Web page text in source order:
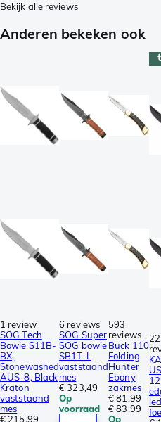
Bekijk alle reviews
Anderen bekeken ook
1 review
SOG Tech
Bowie S11B-
BX,
Stonewashed
AUS-8, Black
Kraton
vaststaand
mes
€ 215,99
6 reviews
SOG Super
SOG bowie
SB1T-L
vaststaand
mes
€ 323,49
Op
voorraad
593
reviews
Buck 110
Folding
Hunter
Ebony
zakmes
€ 81,99
€ 83,99
Op